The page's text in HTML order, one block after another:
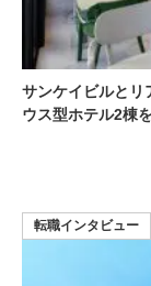
サンケイビルと
ウス型ホテル2棟
転職インタビュー